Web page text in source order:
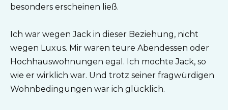
besonders erscheinen ließ.
Ich war wegen Jack in dieser Beziehung, nicht
wegen Luxus. Mir waren teure Abendessen oder
Hochhauswohnungen egal. Ich mochte Jack, so
wie er wirklich war. Und trotz seiner fragwürdigen
Wohnbedingungen war ich glücklich.